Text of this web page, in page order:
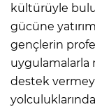
kültürüyle
gücüne
gençlerin
uygulamalarla
destek